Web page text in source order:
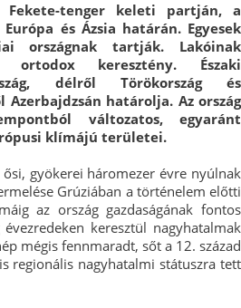
Fekete-tenger keleti partján, a
Európa és Ázsia határán. Egyesek
országnak tartják. Lakóinak
ortodox keresztény. Északi
délről Törökország és
Azerbajdzsán határolja. Az ország
változatos, egyaránt
klímájú területei.
gyökerei háromezer évre nyúlnak
Grúziában a történelem előtti
az ország gazdaságának fontos
keresztül nagyhatalmak
mégis fennmaradt, sőt a 12. század
regionális nagyhatalmi státuszra tett